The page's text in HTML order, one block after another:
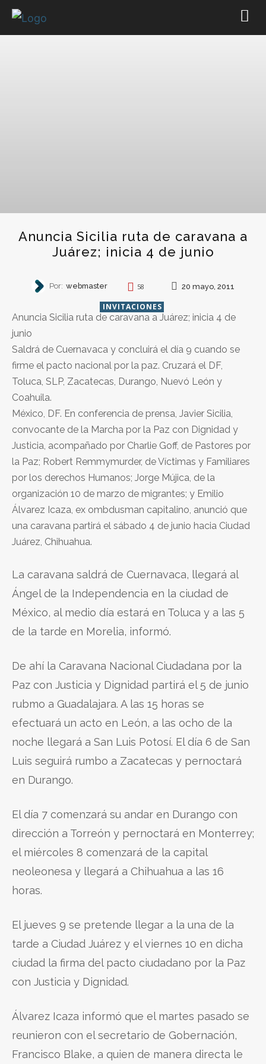
Anuncia Sicilia ruta de caravana a
Juárez; inicia 4 de junio
Por: webmaster 58 20 mayo, 2011
INVITACIONES
Anuncia Sicilia ruta de caravana a Juárez; inicia 4 de
junio
Saldrá de Cuernavaca y concluirá el día 9 cuando se
firme el pacto nacional por la paz. Cruzará el DF,
Toluca, SLP, Zacatecas, Durango, Nuevó León y
Coahuila.
México, DF. En conferencia de prensa, Javier Sicilia,
convocante de la Marcha por la Paz con Dignidad y
Justicia, acompañado por Charlie Goff, de Pastores por
la Paz; Robert Remmymurder, de Víctimas y Familiares
por los derechos Humanos; Jorge Mújica, de la
organización 10 de marzo de migrantes; y Emilio
Álvarez Icaza, ex ombdusman capitalino, anunció que
una caravana partirá el sábado 4 de junio hacia Ciudad
Juárez, Chihuahua.
La caravana saldrá de Cuernavaca, llegará al
Ángel de la Independencia en la ciudad de
México, al medio día estará en Toluca y a las 5
de la tarde en Morelia, informó.
De ahí la Caravana Nacional Ciudadana por la
Paz con Justicia y Dignidad partirá el 5 de junio
rubmo a Guadalajara. A las 15 horas se
efectuará un acto en León, a las ocho de la
noche llegará a San Luis Potosí. El día 6 de San
Luis seguirá rumbo a Zacatecas y pernoctará
en Durango.
El día 7 comenzará su andar en Durango con
dirección a Torreón y pernoctará en Monterrey;
el miércoles 8 comenzará de la capital
neoleonesa y llegará a Chihuahua a las 16
horas.
El jueves 9 se pretende llegar a la una de la
tarde a Ciudad Juárez y el viernes 10 en dicha
ciudad la firma del pacto ciudadano por la Paz
con Justicia y Dignidad.
Álvarez Icaza informó que el martes pasado se
reunieron con el secretario de Gobernación,
Francisco Blake, a quien de manera directa le